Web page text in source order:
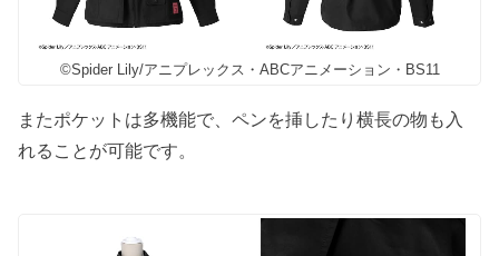
©Spider Lily/アニプレックス・ABCアニメーション・BS11
またポケットは多機能で、ペンを挿したり横長の物も入
れることが可能です。